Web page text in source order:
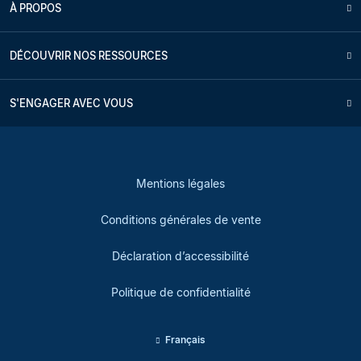
À PROPOS
DÉCOUVRIR NOS RESSOURCES
S'ENGAGER AVEC VOUS
Mentions légales
Conditions générales de vente
Déclaration d’accessibilité
Politique de confidentialité
Français